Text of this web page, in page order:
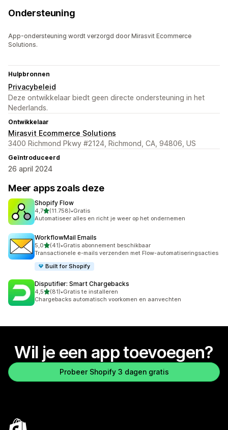
Ondersteuning
App-ondersteuning wordt verzorgd door Mirasvit Ecommerce
Solutions.
Hulpbronnen
Privacybeleid
Deze ontwikkelaar biedt geen directe ondersteuning in het
Nederlands.
Ontwikkelaar
Mirasvit Ecommerce Solutions
3400 Richmond Pkwy #2124, Richmond, CA, 94806, US
Geïntroduceerd
26 april 2024
Meer apps zoals deze
Shopify Flow
4,7van 5 sterren
(11.758)
11758 recensies in totaal
•Gratis
Automatiseer alles en richt je weer op het ondernemen
WorkflowMail Emails
5,0van 5 sterren
(41)
41 recensies in totaal
•Gratis abonnement beschikbaar
Transactionele e-mails verzenden met Flow-automatiseringsacties
Built for Shopify
Disputifier: Smart Chargebacks
4,5van 5 sterren
(81)
81 recensies in totaal
•Gratis te installeren
Chargebacks automatisch voorkomen en aanvechten
Wil je een app toevoegen?
Probeer Shopify 3 dagen gratis